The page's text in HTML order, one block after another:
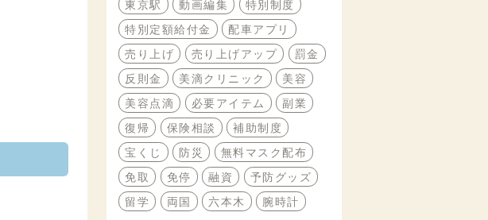
東京駅
動画編集
特別制度
特別定額給付金
配車アプリ
売り上げ
売り上げアップ
罰金
反則金
美滴クリニック
美容
美容点滴
必要アイテム
副業
復帰
保険相談
補助制度
宝くじ
防災
無料マスク配布
免取
免停 融資
予防グッズ
留学
両国 六本木 腕時計